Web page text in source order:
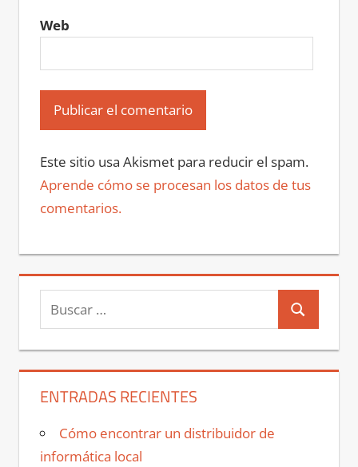
Web
Este sitio usa Akismet para reducir el spam.
Aprende cómo se procesan los datos de tus
comentarios.
Buscar:
Buscar
ENTRADAS RECIENTES
Cómo encontrar un distribuidor de
informática local